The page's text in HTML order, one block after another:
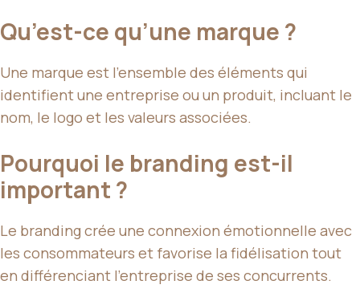
Qu’est-ce qu’une marque ?
Une marque est l’ensemble des éléments qui
identifient une entreprise ou un produit, incluant le
nom, le logo et les valeurs associées.
Pourquoi le branding est-il
important ?
Le branding crée une connexion émotionnelle avec
les consommateurs et favorise la fidélisation tout
en différenciant l’entreprise de ses concurrents.